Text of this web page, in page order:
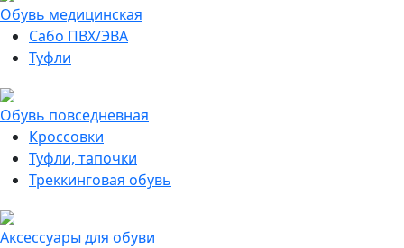
Обувь медицинская
Сабо ПВХ/ЭВА
Туфли
Обувь повседневная
Кроссовки
Туфли, тапочки
Треккинговая обувь
Аксессуары для обуви